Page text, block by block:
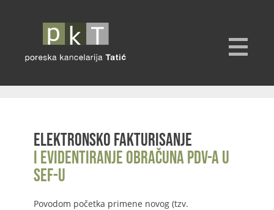
Elektronsko fakturisanje
i evidentiranje obračuna PDV-a u
SEF-u
Povodom početka primene novog (tzv.